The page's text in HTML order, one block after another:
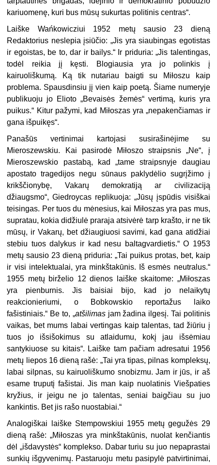
kariuomenę, kuri bus mūsų sukurtas politinis centras“.
Laiške Wańkowicziui 1952 metų sausio 23 dieną
Redaktorius neslepia įsiūčio: „Jis yra siaubingas egotistas
ir egoistas, be to, dar ir bailys.“ Ir priduria: „Jis talentingas,
todėl reikia jį kęsti. Blogiausia yra jo polinkis į
kairuoliškumą. Ką tik nutariau baigti su Miłoszu kaip
problema. Spausdinsiu jį vien kaip poetą. Šiame numeryje
publikuoju jo Elioto „Bevaisės žemės“ vertimą, kuris yra
puikus.“ Kitur pažymi, kad Miłoszas yra „nepakenčiamas ir
gana išpuikęs“.
Panašūs vertinimai kartojasi susirašinėjime su
Mieroszewskiu. Kai pasirodė Miłoszo straipsnis „Ne“, į
Mieroszewskio pastabą, kad „tame straipsnyje daugiau
apostato tragedijos negu sūnaus paklydėlio sugrįžimo į
krikščionybę, Vakarų demokratiją ar civilizaciją
džiaugsmo“, Giedroycas replikuoja: „Jūsų įspūdis visiškai
teisingas. Per tuos du mėnesius, kai Miłoszas yra pas mus,
supratau, kokia didžiulė praraja atsivėrė tarp krašto, ir ne tik
mūsų, ir Vakarų, bet džiaugiuosi savimi, kad gana atidžiai
stebiu tuos dalykus ir kad nesu baltagvardietis.“ O 1953
metų sausio 23 dieną priduria: „Tai puikus protas, bet, kaip
ir visi intelektualai, yra minkštakūnis. Iš esmės neutralus.“
1955 metų birželio 12 dienos laiške skaitome: „Miłoszas
yra pienburnis. Jis baisiai bijo, kad jo nelaikytų
reakcionieriumi, o Bobkowskio reportažus laiko
fašistiniais.“ Be to, „atšilimasjam žadina ilgesį. Tai politinis
vaikas, bet mums labai vertingas kaip talentas, tad žiūriu į
tuos jo išsišokimus su atlaidumu, kokį jau išsėmiau
santykiuose su kitais“. Laiške tam pačiam adresatui 1956
metų liepos 16 dieną rašė: „Tai yra tipas, pilnas kompleksų,
labai silpnas, su kairuoliškumo snobizmu. Jam ir jūs, ir aš
esame truputį fašistai. Jis man kaip nuolatinis Viešpaties
kryžius, ir jeigu ne jo talentas, seniai baigčiau su juo
kankintis. Bet jis rašo nuostabiai.“
Analogiškai laiške Stempowskiui 1955 metų gegužės 29
dieną rašė: „Miłoszas yra minkštakūnis, nuolat kenčiantis
dėl „išdavystės“ komplekso. Dabar turiu su juo nepaprastai
sunkių išgyvenimų. Pastaruoju metu pasipylė patvirtinimai,